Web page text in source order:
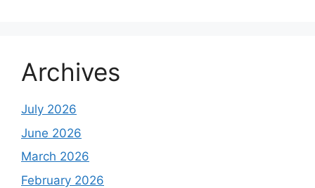
Archives
July 2026
June 2026
March 2026
February 2026